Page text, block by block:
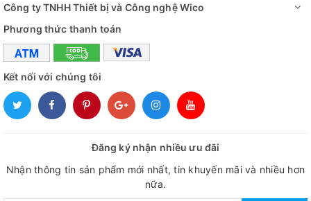
Công ty TNHH Thiết bị và Công nghệ Wico
Phương thức thanh toán
Kết nối với chúng tôi
Đăng ký nhận nhiều ưu đãi
Nhận thông tin sản phẩm mới nhất, tin khuyến mãi và nhiều hơn
nữa.